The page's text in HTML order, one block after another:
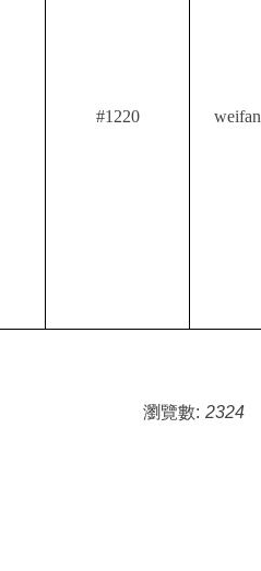
#1220
瀏覽數: 2324